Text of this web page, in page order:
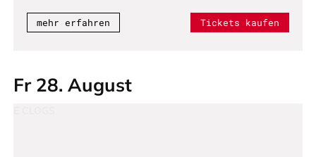
mehr erfahren Tickets kaufen
Fr 28. August